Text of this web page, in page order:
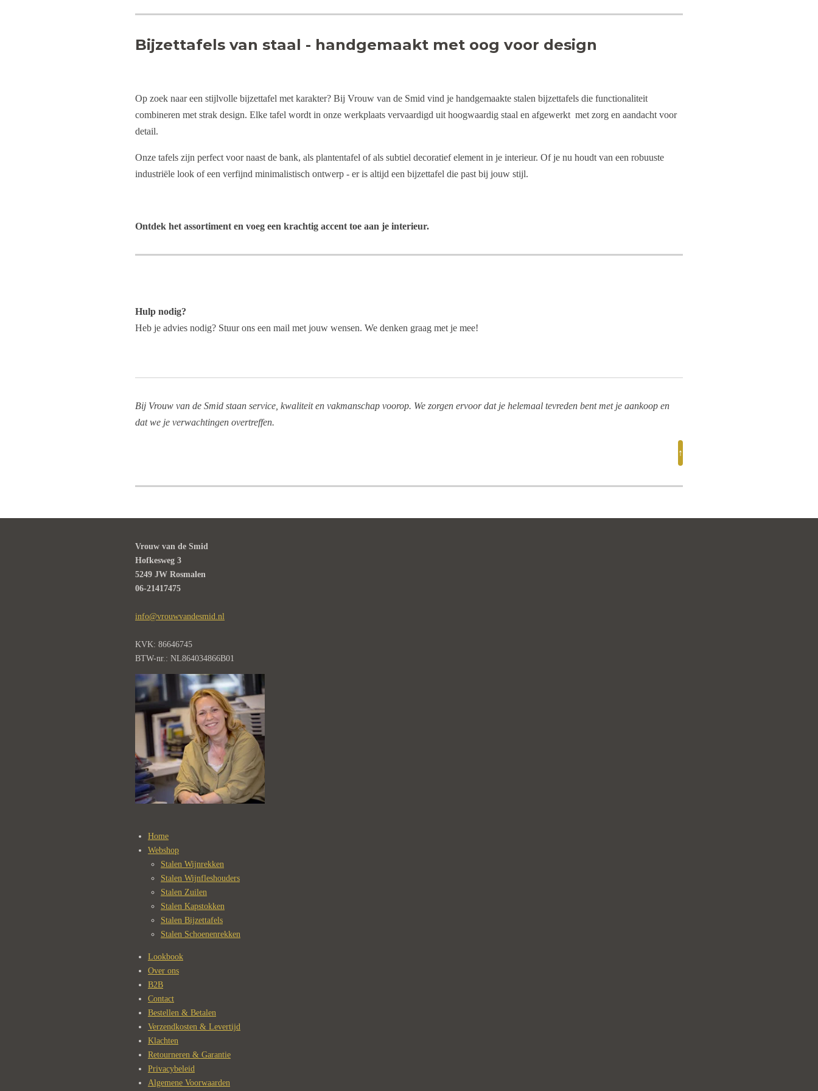
Bijzettafels van staal - handgemaakt met oog voor design
Op zoek naar een stijlvolle bijzettafel met karakter? Bij Vrouw van de Smid vind je handgemaakte stalen bijzettafels die functionaliteit
combineren met strak design. Elke tafel wordt in onze werkplaats vervaardigd uit hoogwaardig staal en afgewerkt met zorg en aandacht voor
detail.
Onze tafels zijn perfect voor naast de bank, als plantentafel of als subtiel decoratief element in je interieur. Of je nu houdt van een robuuste
industriële look of een verfijnd minimalistisch ontwerp - er is altijd een bijzettafel die past bij jouw stijl.
Ontdek het assortiment en voeg een krachtig accent toe aan je interieur.
Hulp nodig?
Heb je advies nodig? Stuur ons een mail met jouw wensen. We denken graag met je mee!
Bij Vrouw van de Smid staan service, kwaliteit en vakmanschap voorop. We zorgen ervoor dat je helemaal tevreden bent met je aankoop en
dat we je verwachtingen overtreffen.
↑
Vrouw van de Smid
Hofkesweg 3
5249 JW Rosmalen
06-21417475
info@vrouwvandesmid.nl
KVK: 86646745
BTW-nr.: NL864034866B01
Home
Webshop
Stalen Wijnrekken
Stalen Wijnfleshouders
Stalen Zuilen
Stalen Kapstokken
Stalen Bijzettafels
Stalen Schoenenrekken
Lookbook
Over ons
B2B
Contact
Bestellen & Betalen
Verzendkosten & Levertijd
Klachten
Retourneren & Garantie
Privacybeleid
Algemene Voorwaarden